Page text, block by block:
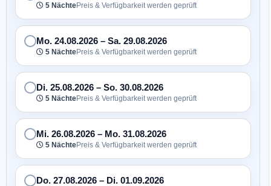
5 NächtePreis & Verfügbarkeit werden geprüft
Mo. 24.08.2026 – Sa. 29.08.2026
5 NächtePreis & Verfügbarkeit werden geprüft
Di. 25.08.2026 – So. 30.08.2026
5 NächtePreis & Verfügbarkeit werden geprüft
Mi. 26.08.2026 – Mo. 31.08.2026
5 NächtePreis & Verfügbarkeit werden geprüft
Do. 27.08.2026 – Di. 01.09.2026